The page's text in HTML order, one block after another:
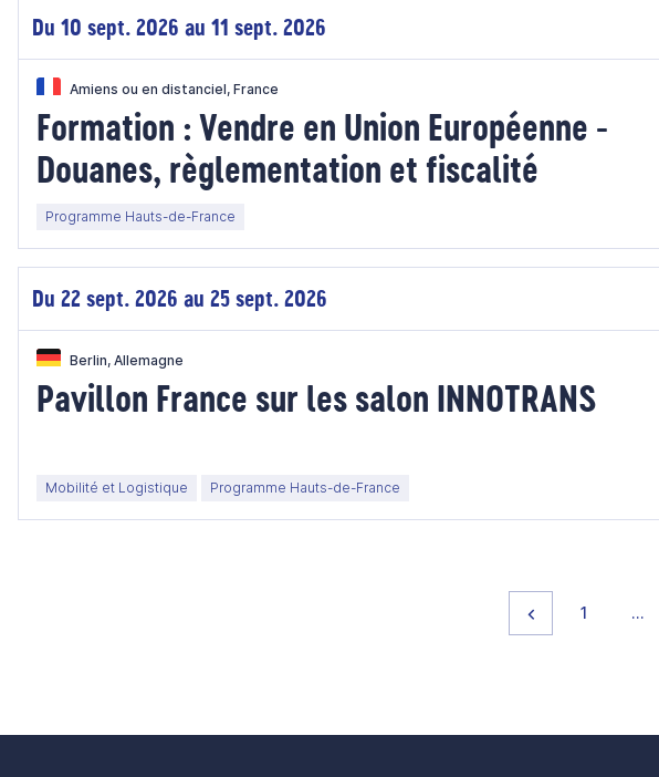
Du 10 sept. 2026 au 11 sept. 2026
Amiens ou en distanciel, France
Formation : Vendre en Union Européenne -
Douanes, règlementation et fiscalité
Programme Hauts-de-France
Du 22 sept. 2026 au 25 sept. 2026
Berlin, Allemagne
Pavillon France sur les salon INNOTRANS
Mobilité et Logistique Programme Hauts-de-France
Page précédente
page
1 …